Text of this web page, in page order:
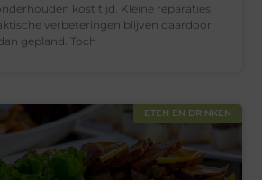
kost tijd. Kleine reparaties,
verbeteringen blijven daardoor
gepland. Toch
ETEN EN DRINKEN